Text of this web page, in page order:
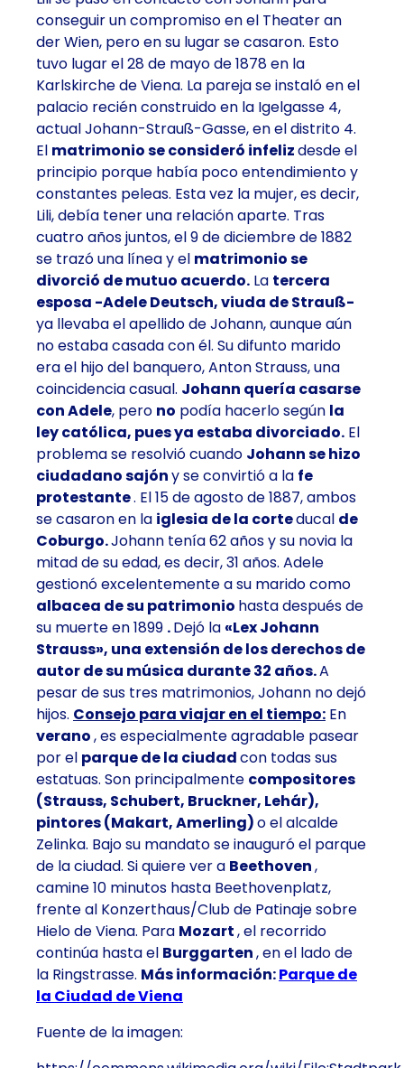
conseguir un compromiso en el Theater an
der Wien, pero en su lugar se casaron. Esto
tuvo lugar el 28 de mayo de 1878 en la
Karlskirche de Viena. La pareja se instaló en el
palacio recién construido en la Igelgasse 4,
actual Johann-Strauß-Gasse, en el distrito 4.
El matrimonio se consideró infelizdesde el
principio porque había poco entendimiento y
constantes peleas. Esta vez la mujer, es decir,
Lili, debía tener una relación aparte. Tras
cuatro años juntos, el 9 de diciembre de 1882
se trazó una línea y el matrimonio se
divorció de mutuo acuerdo. La tercera
esposa -Adele Deutsch, viuda de Strauß-
ya llevaba el apellido de Johann, aunque aún
no estaba casada con él. Su difunto marido
era el hijo del banquero, Anton Strauss, una
coincidencia casual. Johann quería casarse
con Adele, pero no podía hacerlo según la
ley católica, pues ya estaba divorciado. El
problema se resolvió cuando Johann se hizo
ciudadano sajóny se convirtió a la fe
protestante. El 15 de agosto de 1887, ambos
se casaron en la iglesia de la corteducal de
Coburgo.Johann tenía 62 años y su novia la
mitad de su edad, es decir, 31 años. Adele
gestionó excelentemente a su marido como
albacea de su patrimonio hasta después de
su muerte en 1899 .Dejó la «Lex Johann
Strauss», una extensión de los derechos de
autor de su música durante 32 años.A
pesar de sus tres matrimonios, Johann no dejó
hijos. Consejo para viajar en el tiempo: En
verano, es especialmente agradable pasear
por el parque de la ciudadcon todas sus
estatuas. Son principalmente compositores
(Strauss, Schubert, Bruckner, Lehár),
pintores (Makart, Amerling)o el alcalde
Zelinka. Bajo su mandato se inauguró el parque
de la ciudad. Si quiere ver a Beethoven,
camine 10 minutos hasta Beethovenplatz,
frente al Konzerthaus/Club de Patinaje sobre
Hielo de Viena. Para Mozart, el recorrido
continúa hasta el Burggarten, en el lado de
la Ringstrasse. Más información:Parque de
la Ciudad de Viena
Fuente de la imagen: